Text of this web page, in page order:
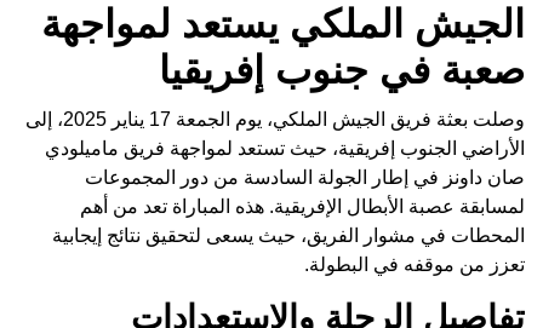
الجيش الملكي يستعد لمواجهة
صعبة في جنوب إفريقيا
وصلت بعثة فريق الجيش الملكي، يوم الجمعة 17 يناير 2025، إلى
الأراضي الجنوب إفريقية، حيث تستعد لمواجهة فريق ماميلودي
صان داونز في إطار الجولة السادسة من دور المجموعات
لمسابقة عصبة الأبطال الإفريقية. هذه المباراة تعد من أهم
المحطات في مشوار الفريق، حيث يسعى لتحقيق نتائج إيجابية
تعزز من موقفه في البطولة.
تفاصيل الرحلة والاستعدادات